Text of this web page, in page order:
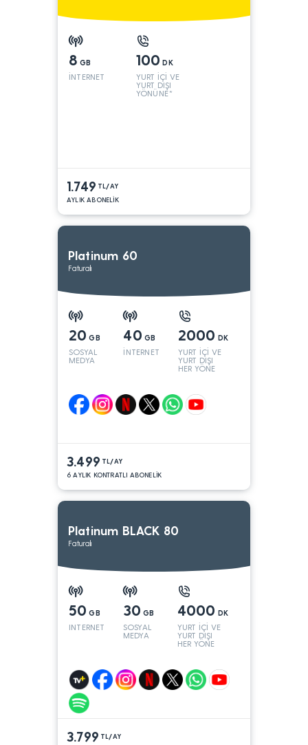
8 GB
İNTERNET
100 DK
YURT İÇİ VE
YURT DIŞI
YÖNÜNE*
1.749 TL/AY
AYLIK ABONELİK
Platinum 60
Faturalı
20 GB
SOSYAL
MEDYA
40 GB
İNTERNET
2000 DK
YURT İÇİ VE
YURT DIŞI
HER YÖNE
3.499 TL/AY
6 AYLIK KONTRATLI ABONELİK
Platinum BLACK 80
Faturalı
50 GB
INTERNET
30 GB
SOSYAL
MEDYA
4000 DK
YURT İÇİ VE
YURT DIŞI
HER YÖNE
3.799 TL/AY